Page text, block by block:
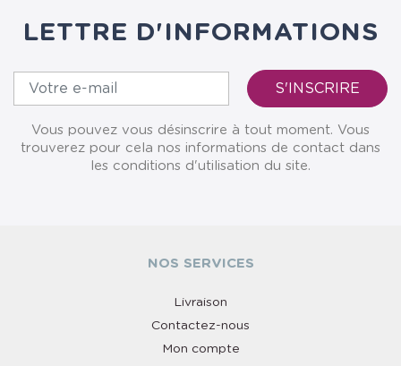
LETTRE D'INFORMATIONS
Vous pouvez vous désinscrire à tout moment. Vous
trouverez pour cela nos informations de contact dans
les conditions d'utilisation du site.
NOS SERVICES
Livraison
Contactez-nous
Mon compte